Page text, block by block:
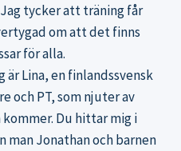
tycker att träning får
om att det finns
för alla.
är Lina, en finlandssvensk
och PT, som njuter av
Du hittar mig i
man Jonathan och barnen